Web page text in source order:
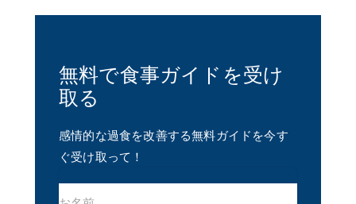
無料で食事ガイドを受け
取る
感情的な過食を改善する無料ガイドを今す
ぐ受け取って！